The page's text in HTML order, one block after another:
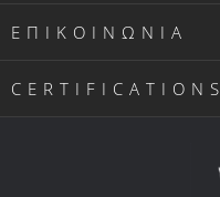
ΕΠΙΚΟΙΝΩΝΙΑ
CERTIFICATIONS